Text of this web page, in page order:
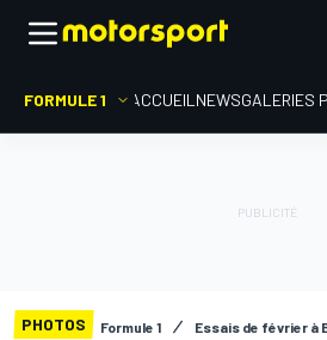
FORMULE 1 ACCUEIL NEWSGALERIES
PHOTOS Formule 1 Essais de février à